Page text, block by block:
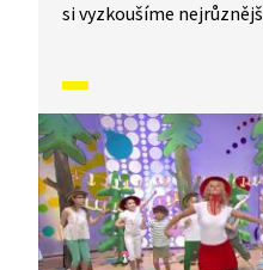
si vyzkoušíme
vás inspirovali a udělali z
každého tanečního
jak to vypadá, když se